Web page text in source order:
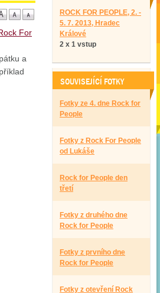
For
a
ROCK FOR PEOPLE, 2. -
5. 7. 2013, Hradec
Králové
2 x 1 vstup
SOUVISEJÍCÍ FOTKY
Fotky ze 4. dne Rock for
People
Fotky z Rock For People
od Lukáše
Rock for People den
třetí
Fotky z druhého dne
Rock for People
Fotky z prvního dne
Rock for People
Fotky z otevření Rock